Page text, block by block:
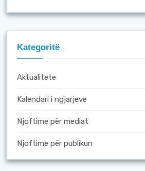
Kategoritë
Aktualitete
Kalendari i ngjarjeve
Njoftime për mediat
Njoftime për publikun